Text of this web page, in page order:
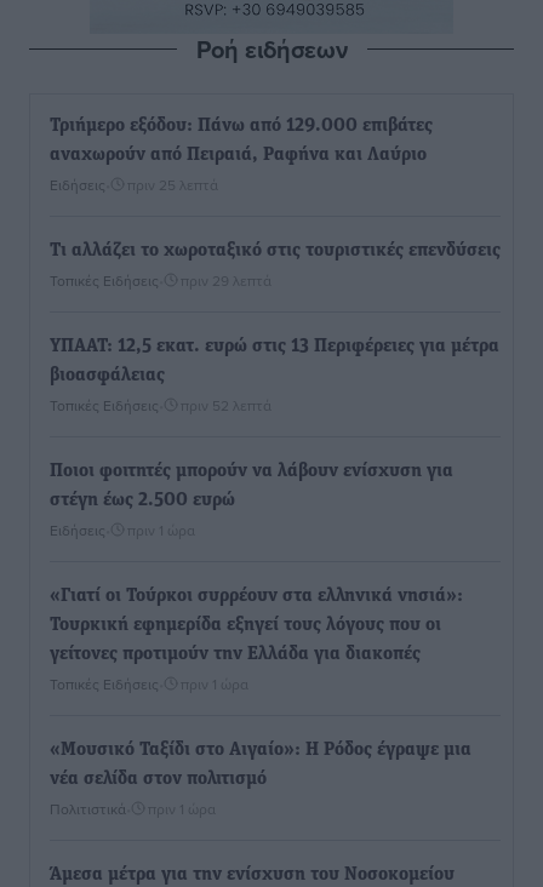
Ροή ειδήσεων
Τριήμερο εξόδου: Πάνω από 129.000 επιβάτες
αναχωρούν από Πειραιά, Ραφήνα και Λαύριο
Ειδήσεις πριν 25 λεπτά
Τι αλλάζει το χωροταξικό στις τουριστικές επενδύσεις
Τοπικές Ειδήσεις πριν 29 λεπτά
ΥΠΑΑΤ: 12,5 εκατ. ευρώ στις 13 Περιφέρειες για μέτρα
βιοασφάλειας
Τοπικές Ειδήσεις πριν 52 λεπτά
Ποιοι φοιτητές μπορούν να λάβουν ενίσχυση για
στέγη έως 2.500 ευρώ
Ειδήσεις πριν 1 ώρα
«Γιατί οι Τούρκοι συρρέουν στα ελληνικά νησιά»:
Τουρκική εφημερίδα εξηγεί τους λόγους που οι
γείτονες προτιμούν την Ελλάδα για διακοπές
Τοπικές Ειδήσεις πριν 1 ώρα
«Μουσικό Ταξίδι στο Αιγαίο»: Η Ρόδος έγραψε μια
νέα σελίδα στον πολιτισμό
Πολιτιστικά πριν 1 ώρα
Άμεσα μέτρα για την ενίσχυση του Νοσοκομείου